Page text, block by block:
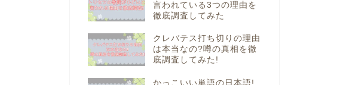
言われている3つの理由を
徹底調査してみた
クレバテス打ち切りの理由
は本当なの?噂の真相を徹
底調査してみた!
かっこいい単語の日本語!